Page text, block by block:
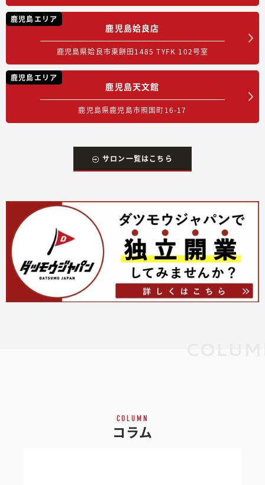
鹿児島エリア
鹿児島姶良店
鹿児島県姶良市東餅田1485 TYFK 102号室
鹿児島エリア
鹿児島天文館
鹿児島県鹿児島市照国町16-17
サロン一覧はこちら
COLUMN
コラム